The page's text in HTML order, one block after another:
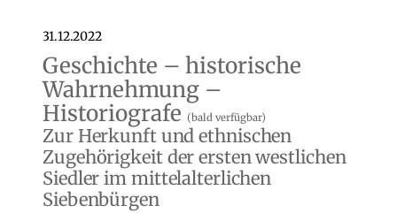
31.12.2022
Geschichte – historische
Wahrnehmung –
Historiografe (bald verfügbar)
Zur Herkunft und ethnischen
Zugehörigkeit der ersten westlichen
Siedler im mittelalterlichen
Siebenbürgen